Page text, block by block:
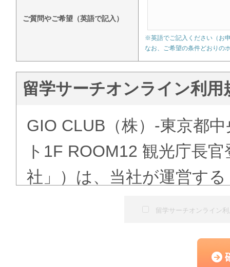
ご質問やご希望（英語で記入）
※英語でご記入ください（お
なお、ご希望の条件どおりの
留学サーチオンライン利用
GIO CLUB（株）-東京都
ト1F ROOM12 観光庁長
社」）は、当社が運営す
ある「語学学校検索」（
（以下、「本サービス」
留学サーチオンライン